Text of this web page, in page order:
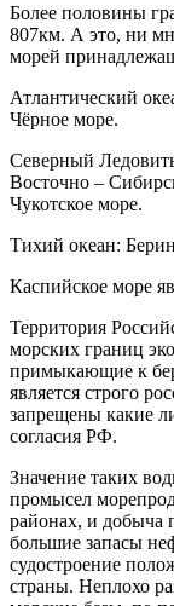
Более половины
807км. А это, ни
морей
Атлантический
Чёрное море.
Северный
Восточно –
Чукотское море.
Тихий океан:
Каспийское море
Территория
морских границ
примыкающие к
является строго
запрещены какие
согласия РФ.
Значение таких
промысел
районах, и добыча
большие запасы
судостроение
страны. Неплохо